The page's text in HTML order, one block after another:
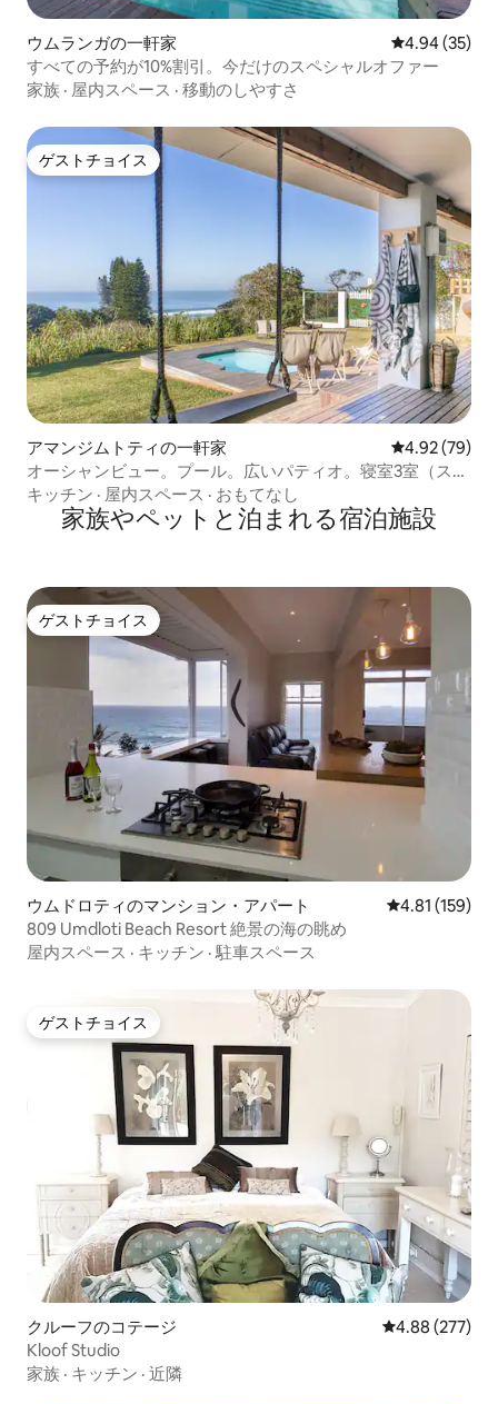
ウムランガの一軒家 レビュー35
4.94 (35)
すべての予約が10%割引。今だけのスペシャルオファー
家族 · 屋内スペース · 移動のしやすさ
ゲストチョイス
ゲストチョイス
アマンジムトティの一軒家 レビュー79
4.92 (79)
オーシャンビュー。プール。広いパティオ。寝室3室（スイ
ート）
キッチン · 屋内スペース · おもてなし
家族やペットと泊まれる宿泊施設
ゲストチョイス
ゲストチョイス
ウムドロティのマンション・アパート レビュー159
4.81 (159)
809 Umdloti Beach Resort 絶景の海の眺め
屋内スペース · キッチン · 駐車スペース
ゲストチョイス
ゲストチョイス
クルーフのコテージ レビュー277
4.88 (277)
Kloof Studio
家族 · キッチン · 近隣